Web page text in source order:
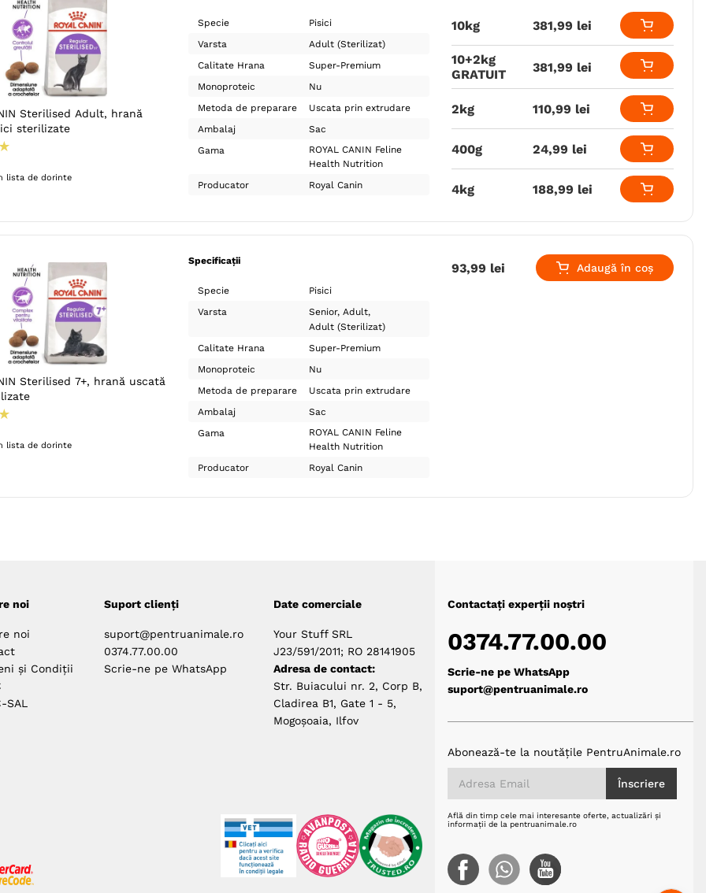
Sterilised Adult, hrană
sterilizate
★
lista de dorinte
Specie
Pisici
Varsta
Adult (Sterilizat)
Calitate Hrana
Super-Premium
Monoproteic
Nu
Metoda de preparare
Uscata prin extrudare
Ambalaj
Sac
Gama
ROYAL CANIN Feline
Health Nutrition
Producator
Royal Canin
10kg 381,99 lei
10+2kg
GRATUIT
381,99 lei
2kg 110,99 lei
400g 24,99 lei
4kg 188,99 lei
Sterilised 7+, hrană uscată
★
lista de dorinte
Specificații
Specie
Pisici
Varsta
Senior Adult
Adult (Sterilizat)
Calitate Hrana
Super-Premium
Monoproteic
Nu
Metoda de preparare
Uscata prin extrudare
Ambalaj
Sac
Gama
ROYAL CANIN Feline
Health Nutrition
Producator
Royal Canin
93,99 lei Adaugă în coș
noi
noi
și Condiții
SAL
Suport clienți
suport@pentruanimale.ro
0374.77.00.00
Scrie-ne pe WhatsApp
Date comerciale
Your Stuff SRL
J23/591/2011; RO 28141905
Adresa de contact:
Str. Buiacului nr. 2, Corp B,
Cladirea B1, Gate 1 - 5,
Mogoșoaia, Ilfov
Contactați experții noștri
0374.77.00.00
Scrie-ne pe WhatsApp
suport@pentruanimale.ro
Abonează-te la noutățile PentruAnimale.ro
Înscriere
Află din timp cele mai interesante oferte, actualizări și
informații de la pentruanimale.ro